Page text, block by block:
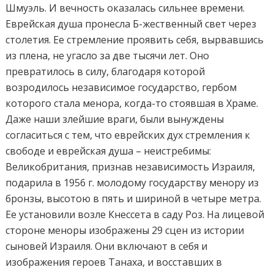
Шмуэль. И вечность оказалась сильнее времени.
Еврейская душа пронесла Б-жественный свет через
столетия. Ее стремление проявить себя, вырвавшись
из плена, не угасло за две тысячи лет. Оно
превратилось в силу, благодаря которой
возродилось независимое государство, гербом
которого стала менора, когда-то стоявшая в Храме.
Даже наши злейшие враги, были вынуждены
согласиться с тем, что еврейских дух стремления к
свободе и еврейская душа – неистребимы:
Великобритания, признав независимость Израиля,
подарила в 1956 г. молодому государству менору из
бронзы, высотою в пять и шириной в четыре метра.
Ее установили возле Кнессета в саду Роз. На лицевой
стороне меноры изображены 29 сцен из истории
сыновей Израиля. Они включают в себя и
изображения героев Танаха, и восставших в